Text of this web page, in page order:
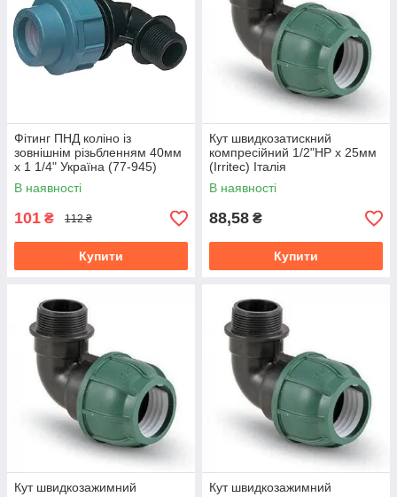
Фітинг ПНД коліно із
зовнішнім різьбленням 40мм
х 1 1/4" Україна (77-945)
В наявності
101 ₴ 112 ₴
Купити
Кут швидкозатискний
компресійний 1/2"НР х 25мм
(Irritec) Італія
В наявності
88,58 ₴
Купити
Кут швидкозажимний
Кут швидкозажимний